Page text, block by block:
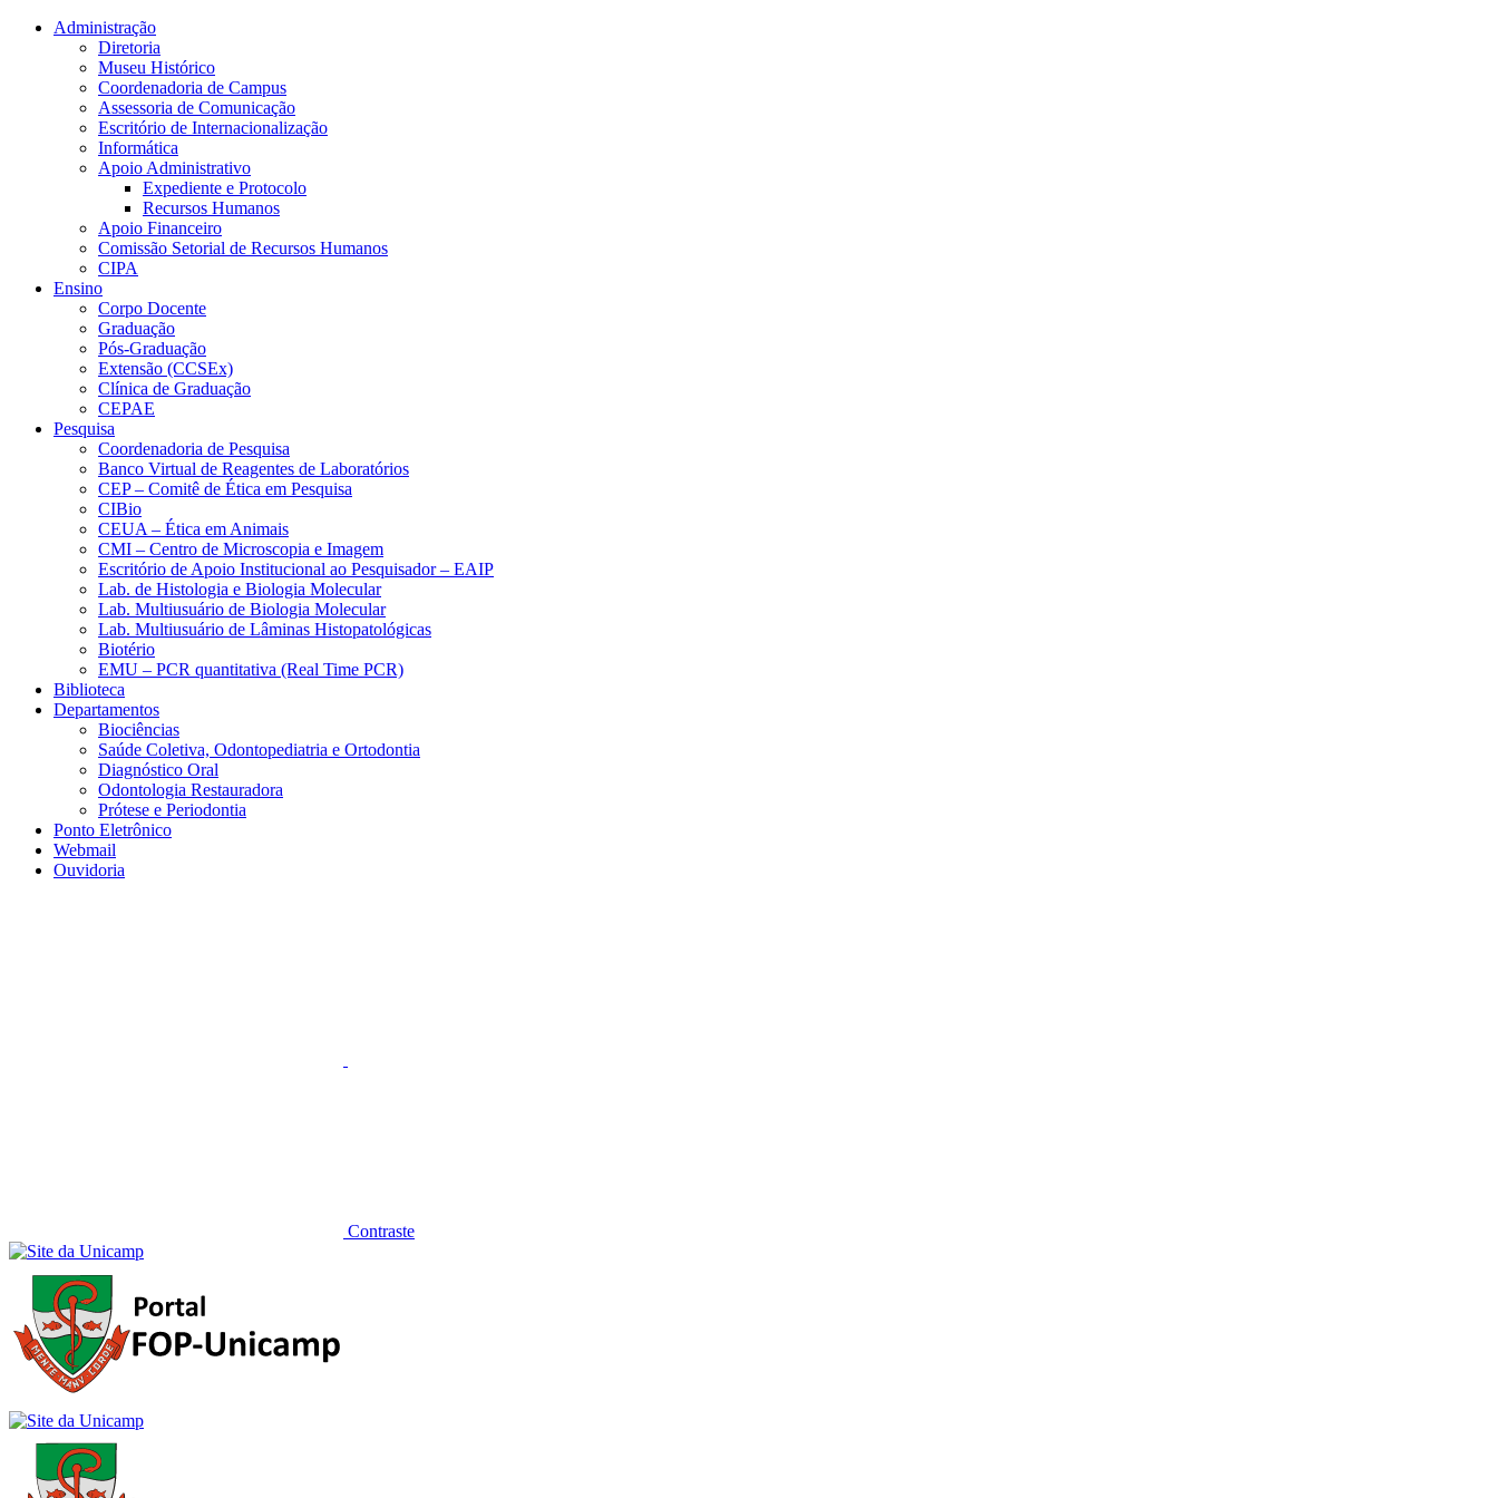
Conteúdo principal Menu principal
Administração
Diretoria
Museu Histórico
Coordenadoria de Campus
Assessoria de Comunicação
Escritório de Internacionalização
Informática
Apoio Administrativo
Expediente e Protocolo
Recursos Humanos
Apoio Financeiro
Comissão Setorial de Recursos Humanos
CIPA
Ensino
Corpo Docente
Graduação
Pós-Graduação
Extensão (CCSEx)
Clínica de Graduação
CEPAE
Pesquisa
Coordenadoria de Pesquisa
Banco Virtual de Reagentes de Laboratórios
CEP – Comitê de Ética em Pesquisa
CIBio
CEUA – Ética em Animais
CMI – Centro de Microscopia e Imagem
Escritório de Apoio Institucional ao Pesquisador – EAIP
Lab. de Histologia e Biologia Molecular
Lab. Multiusuário de Biologia Molecular
Lab. Multiusuário de Lâminas Histopatológicas
Biotério
EMU – PCR quantitativa (Real Time PCR)
Biblioteca
Departamentos
Biociências
Saúde Coletiva, Odontopediatria e Ortodontia
Diagnóstico Oral
Odontologia Restauradora
Prótese e Periodontia
Ponto Eletrônico
Webmail
Ouvidoria
Contraste